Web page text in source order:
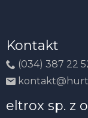
Kontakt
(034) 387 22
eltrox sp. z